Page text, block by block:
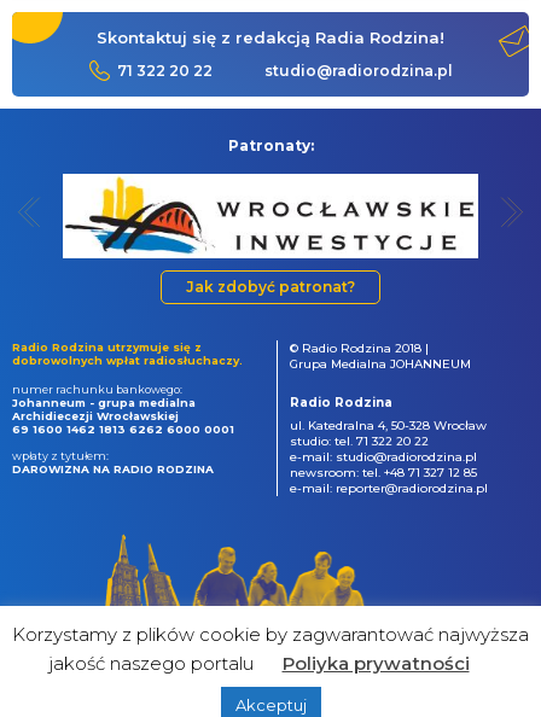
Skontaktuj się z redakcją Radia Rodzina!
71 322 20 22 studio@radiorodzina.pl
Patronaty:
Jak zdobyć patronat?
Radio Rodzina utrzymuje się z
dobrowolnych wpłat radiosłuchaczy.
numer rachunku bankowego:
Johanneum - grupa medialna
Archidiecezji Wrocławskiej
69 1600 1462 1813 6262 6000 0001
wpłaty z tytułem:
DAROWIZNA NA RADIO RODZINA
© Radio Rodzina 2018 |
Grupa Medialna JOHANNEUM
Radio Rodzina
ul. Katedralna 4, 50-328 Wrocław
studio: tel. 71 322 20 22
e-mail: studio@radiorodzina.pl
newsroom: tel. +48 71 327 12 85
e-mail: reporter@radiorodzina.pl
&
Korzystamy z plików cookie by zagwarantować najwyższa
jakość naszego portalu
Poliyka prywatności
Akceptuj